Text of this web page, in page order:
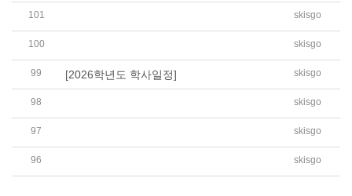
101 2026학년도 4월 토요한글학교 신입생 수시모집 ..skisgo
100 [가정통신문]2026학년도 1학기 토요한글학교 개..skisgo
99 [2026학년도 학사일정] skisgo
98 [신입생 모집 안내] 2026학년도 1학기 토요한글..skisgo
97 [가정통신문] 2026학년도 1학기 재학생 등록 안..skisgo
96 2025학년도 10월 토요한글학교 신입생 수시모집 ..
skisgo